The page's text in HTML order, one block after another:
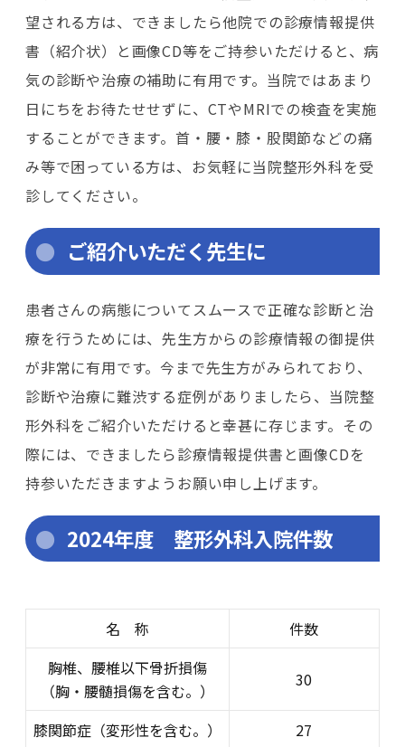
望される方は、できましたら他院での診療情報提供
書（紹介状）と画像CD等をご持参いただけると、病
気の診断や治療の補助に有用です。当院ではあまり
日にちをお待たせせずに、CTやMRIでの検査を実施
することができます。首・腰・膝・股関節などの痛
み等で困っている方は、お気軽に当院整形外科を受
診してください。
ご紹介いただく先生に
患者さんの病態についてスムースで正確な診断と治
療を行うためには、先生方からの診療情報の御提供
が非常に有用です。今まで先生方がみられており、
診断や治療に難渋する症例がありましたら、当院整
形外科をご紹介いただけると幸甚に存じます。その
際には、できましたら診療情報提供書と画像CDを
持参いただきますようお願い申し上げます。
2024年度 整形外科入院件数
名 称
件数
胸椎、腰椎以下骨折損傷
（胸・腰髄損傷を含む。）
30
膝関節症（変形性を含む。）
27